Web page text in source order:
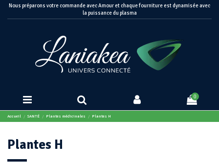
Nous préparons votre commande avec Amour et chaque fourniture est dynamisée avec
la puissance du plasma
0
Accueil SANTÉ Plantes médicinales Plantes H
Plantes H